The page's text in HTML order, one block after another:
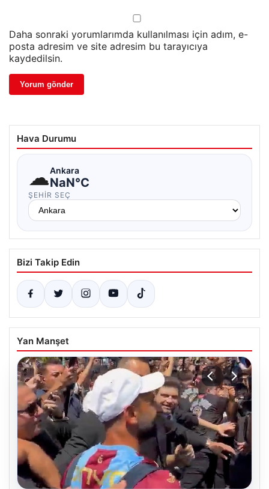
Daha sonraki yorumlarımda kullanılması için adım, e-
posta adresim ve site adresim bu tarayıcıya
kaydedilsin.
Hava Durumu
☁Ankara
NaN°C
ŞEHIR SEÇ
Bizi Takip Edin
Yan Manşet